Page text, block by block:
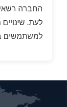
החברה
לעת.
למשתמשים